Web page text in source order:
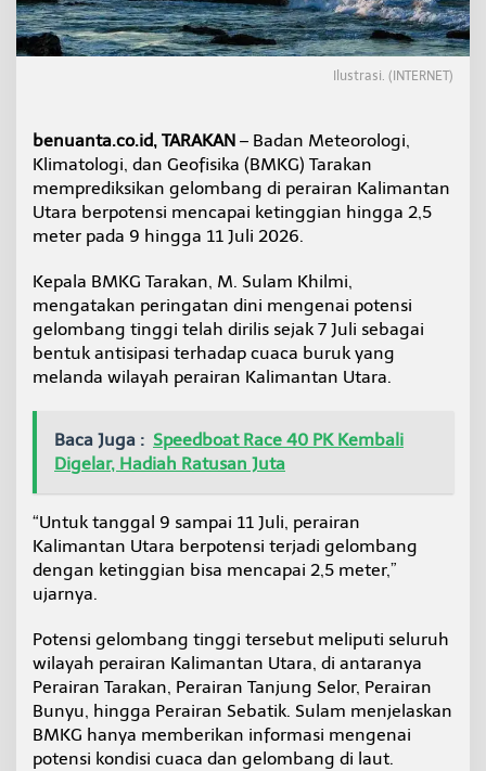
i
d
i
i
r
a
a
t
a
r
C
a
i
2
5
M
e
t
e
a
d
a
9
-
1
1
Ilustrasi. (INTERNET)
benuanta.co.id, TARAKAN – Badan Meteorologi,
Klimatologi, dan Geofisika (BMKG) Tarakan
memprediksikan gelombang di perairan Kalimantan
Utara berpotensi mencapai ketinggian hingga 2,5
meter pada 9 hingga 11 Juli 2026.
Kepala BMKG Tarakan, M. Sulam Khilmi,
mengatakan peringatan dini mengenai potensi
gelombang tinggi telah dirilis sejak 7 Juli sebagai
bentuk antisipasi terhadap cuaca buruk yang
melanda wilayah perairan Kalimantan Utara.
Baca Juga : Speedboat Race 40 PK Kembali
Digelar, Hadiah Ratusan Juta
“Untuk tanggal 9 sampai 11 Juli, perairan
Kalimantan Utara berpotensi terjadi gelombang
dengan ketinggian bisa mencapai 2,5 meter,”
ujarnya.
Potensi gelombang tinggi tersebut meliputi seluruh
wilayah perairan Kalimantan Utara, di antaranya
Perairan Tarakan, Perairan Tanjung Selor, Perairan
Bunyu, hingga Perairan Sebatik. Sulam menjelaskan
BMKG hanya memberikan informasi mengenai
potensi kondisi cuaca dan gelombang di laut.